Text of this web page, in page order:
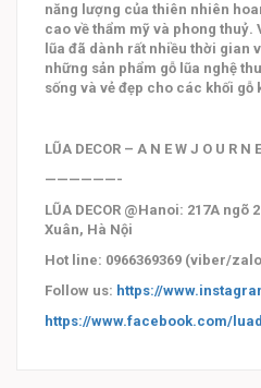
năng lượng của thiên nhiên
cao về thẩm mỹ và phong thuỷ.
lũa đã dành rất nhiều thời gian
những sản phẩm gỗ lũa nghệ
sống và vẻ đẹp cho các khối
LŨA DECOR – A N E W J O U R N
——————-
LŨA DECOR @Hanoi: 217A
Xuân, Hà Nội
Hot line: 0966369369 (viber/
Follow us: https://
https://www.facebook.com/